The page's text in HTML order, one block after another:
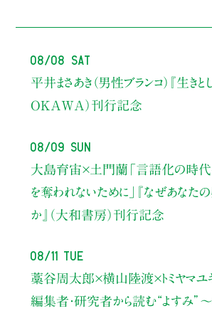
08/08 Sat
平井まさあき（男性ブランコ）
『生き
OKAWA）刊行記念
08/09 Sun
大島育宙×土門蘭 「言語化の時
を奪われないために」
『なぜあなた
か』（大和書房）刊行記念
08/11 Tue
藁谷周太郎×横山陸渡×トミヤマユ
編集者・研究者から読む“よすみ”